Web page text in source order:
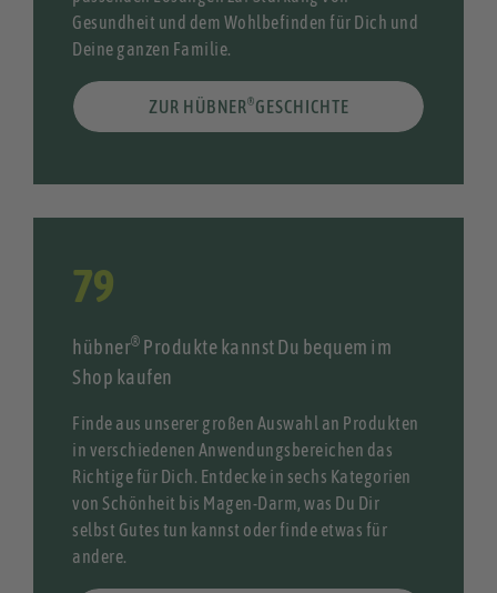
Gesundheit und dem Wohlbefinden für Dich und
Deine ganzen Familie.
ZUR HÜBNER®GESCHICHTE
87
hübner® Produkte kannst Du bequem im
Shop kaufen
Finde aus unserer großen Auswahl an Produkten
in verschiedenen Anwendungsbereichen das
Richtige für Dich. Entdecke in sechs Kategorien
von Schönheit bis Magen-Darm, was Du Dir
selbst Gutes tun kannst oder finde etwas für
andere.